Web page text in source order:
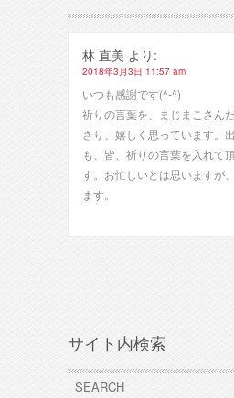
林 直美 より:
2018年3月3日 11:57 am
いつも感謝です(^-^)
祈りの言葉を、まじまこさん
さり、嬉しく思っています。
も、皆、祈りの言葉を入れて
す。お忙しいとは思いますが
ます。
サイト内検索